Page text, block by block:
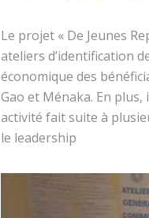
Le projet « De Jeunes
ateliers d’identification
économique des
Gao et Ménaka. En
activité fait suite à
le leadership